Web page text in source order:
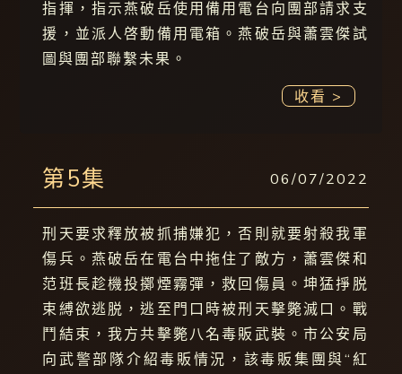
指揮，指示燕破岳使用備用電台向團部請求支
援，並派人啓動備用電箱。燕破岳與蕭雲傑試
圖與團部聯繫未果。
收看 >
第5集 06/07/2022
刑天要求釋放被抓捕嫌犯，否則就要射殺我軍
傷兵。燕破岳在電台中拖住了敵方，蕭雲傑和
范班長趁機投擲煙霧彈，救回傷員。坤猛掙脱
束縛欲逃脱，逃至門口時被刑天擊斃滅口。戰
鬥結束，我方共擊斃八名毒販武裝。市公安局
向武警部隊介紹毒販情況，該毒販集團與“紅